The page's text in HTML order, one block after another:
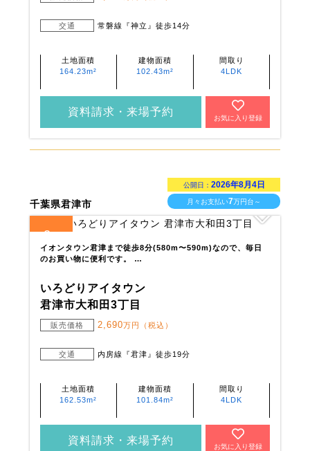
交通 常磐線『神立』徒歩14分
土地面積
164.23m²
建物面積
102.43m²
間取り
4LDK
資料請求・来場予約
お気に入り登録
千葉県君津市
公開日： 2026年8月4日
月々お支払い7万円台～
2
イオンタウン君津まで徒歩8分(580m〜590m)なので、毎日
のお買い物に便利です。 …
いろどりアイタウン
君津市大和田3丁目
販売価格 2,690万円（税込）
交通 内房線『君津』徒歩19分
土地面積
162.53m²
建物面積
101.84m²
間取り
4LDK
資料請求・来場予約
お気に入り登録